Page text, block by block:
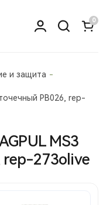
0
и защита
PB026, rep-
MS3
rep-273olive